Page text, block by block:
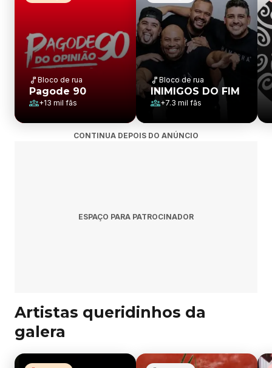
Bloco de rua
Pagode 90
+13 mil fãs
Bloco de rua
INIMIGOS DO FIM
+7.3 mil fãs
CONTINUA DEPOIS DO ANÚNCIO
ESPAÇO PARA PATROCINADOR
Artistas queridinhos da
galera